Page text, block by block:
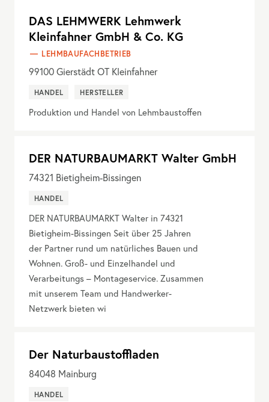
DAS LEHMWERK Lehmwerk
Kleinfahner GmbH & Co. KG
LEHMBAUFACHBETRIEB
99100Gierstädt OT Kleinfahner
HANDEL HERSTELLER
Produktion und Handel von Lehmbaustoffen
DER NATURBAUMARKT Walter GmbH
74321 Bietigheim-Bissingen
HANDEL
DER NATURBAUMARKT Walter in 74321
Bietigheim-Bissingen Seit über 25 Jahren
der Partner rund um natürliches Bauen und
Wohnen. Groß- und Einzelhandel und
Verarbeitungs – Montageservice. Zusammen
mit unserem Team und Handwerker-
Netzwerk bieten wi
Der Naturbaustoffladen
84048 Mainburg
HANDEL